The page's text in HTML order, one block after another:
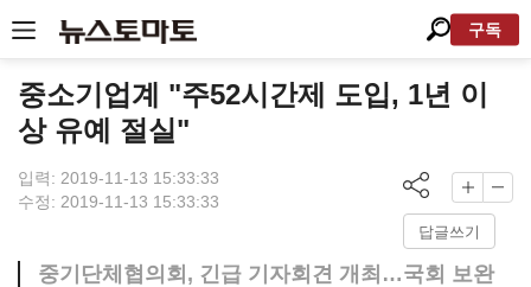
구독
중소기업계 "주52시간제 도입, 1년 이
상 유예 절실"
입력: 2019-11-13 15:33:33
수정: 2019-11-13 15:33:33
답글쓰기
중기단체협의회, 긴급 기자회견 개최…국회 보완